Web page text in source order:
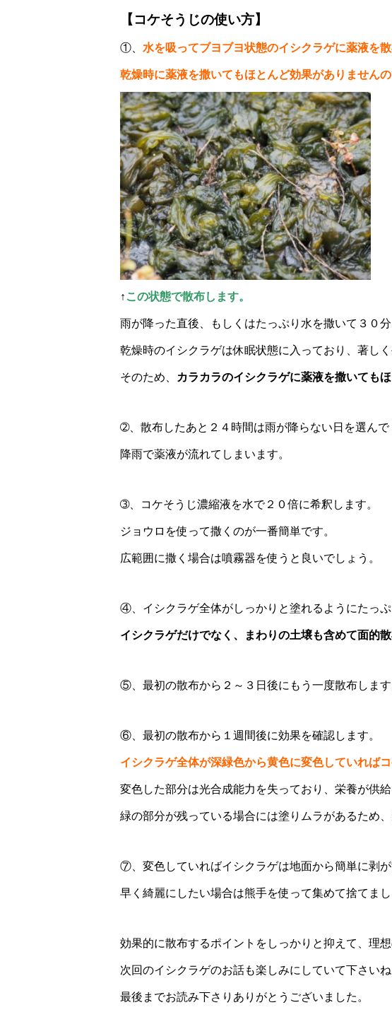
【コケそうじの使い方】
①、 水を吸ってブヨブヨ状態のイシクラゲに薬液を
乾燥時に薬液を撒いてもほとんど効果がありませんの
↑ この状態で散布します。
雨が降った直後、もしくはたっぷり水を撒いて３０
乾燥時のイシクラゲは休眠状態に入っており、著し
そのため、 カラカラのイシクラゲに薬液を撒いても
➁、散布したあと２４時間は雨が降らない日を選んで
降雨で薬液が流れてしまいます。
➂、コケそうじ濃縮液を水で２０倍に希釈します。
ジョウロを使って撒くのが一番簡単です。
広範囲に撒く場合は噴霧器を使うと良いでしょう。
④、イシクラゲ全体がしっかりと塗れるようにたっぷ
イシクラゲだけでなく、まわりの土壌も含めて面的散
⑤、最初の散布から２～３日後にもう一度散布します
⑥、最初の散布から１週間後に効果を確認します。
イシクラゲ全体が深緑色から黄色に変色していれば
変色した部分は光合成能力を失っており、栄養が供
緑の部分が残っている場合には塗りムラがあるため
⑦、変色していればイシクラゲは地面から簡単に剥が
早く綺麗にしたい場合は熊手を使って集めて捨てまし
効果的に散布するポイントをしっかりと抑えて、理
次回のイシクラゲのお話も楽しみにしていて下さいね
最後までお読み下さりありがとうございました。